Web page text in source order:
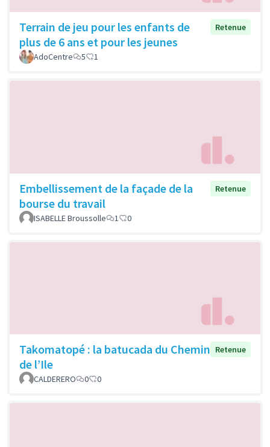
Terrain de jeu pour les enfants de
plus de 6 ans et pour les jeunes
Retenue
AdoCentre 5 1
Embellissement de la façade de la
bourse du travail
Retenue
ISABELLE Broussolle 1 0
Takomatopé : la batucada du Chemin
de l’Ile
Retenue
CALDERERO 0 0